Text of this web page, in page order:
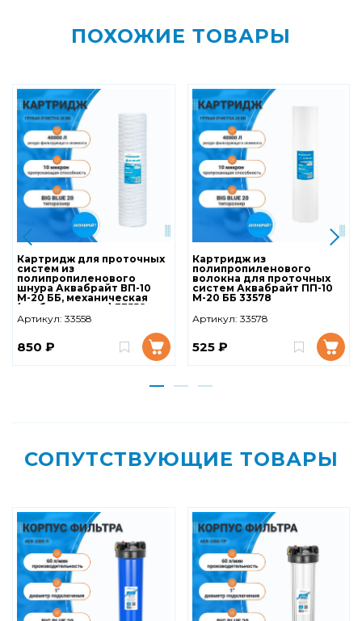
ПОХОЖИЕ ТОВАРЫ
Картридж для проточных
систем из
полипропиленового
шнура Аквабрайт ВП-10
М-20 ББ, механическая
(грубая очистка) 33558
Артикул: 33558
850 ₽
Картридж из
полипропиленового
волокна для проточных
систем Аквабрайт ПП-10
М-20 ББ 33578
Артикул: 33578
525 ₽
СОПУТСТВУЮЩИЕ ТОВАРЫ